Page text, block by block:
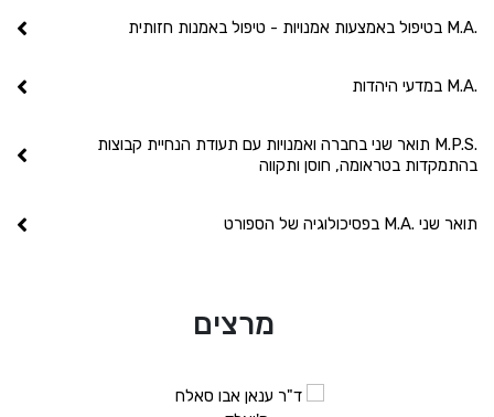
.M.A בטיפול באמצעות אמנויות - טיפול באמנות חזותית
.M.A במדעי היהדות
.M.P.S תואר שני בחברה ואמנויות עם תעודת הנחיית קבוצות
בהתמקדות בטראומה, חוסן ותקווה
תואר שני .M.A בפסיכולוגיה של הספורט
מרצים